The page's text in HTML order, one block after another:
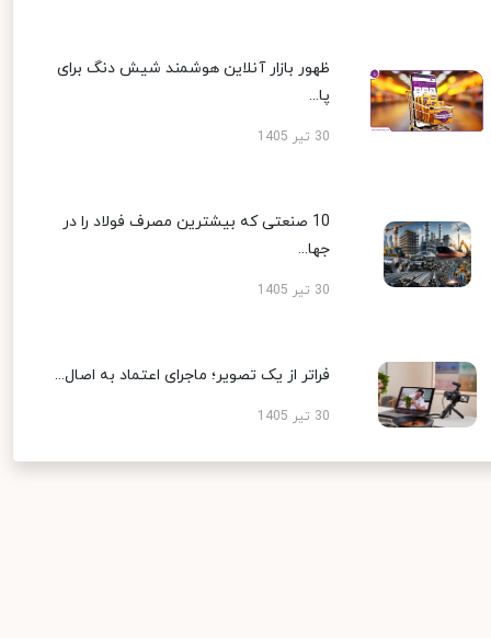
ظهور بازار آنلاین هوشمند شیش دنگ برای
پا...
30 تیر 1405
10 صنعتی که بیشترین مصرف فولاد را در
جها...
30 تیر 1405
فراتر از یک تصویر؛ ماجرای اعتماد به اصال...
30 تیر 1405